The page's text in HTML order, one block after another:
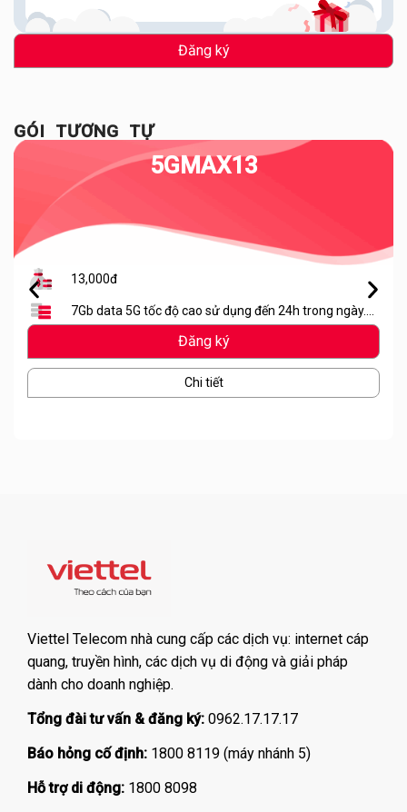
Đăng ký
GÓI TƯƠNG TỰ
5GMAX13
13,000đ
7Gb data 5G tốc độ cao sử dụng đến 24h trong ngày.
Hết lưu lượng dừng truy cập
Đăng ký
Chi tiết
Viettel Telecom nhà cung cấp các dịch vụ: internet cáp
quang, truyền hình, các dịch vụ di động và giải pháp
dành cho doanh nghiệp.
Tổng đài tư vấn & đăng ký: 0962.17.17.17
Báo hỏng cố định: 1800 8119 (máy nhánh 5)
Hỗ trợ di động: 1800 8098